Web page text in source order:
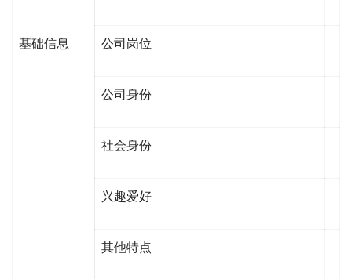
基础信息 公司岗位
公司身份
社会身份
兴趣爱好
其他特点